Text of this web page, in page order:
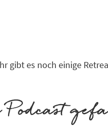
gibt es noch einige